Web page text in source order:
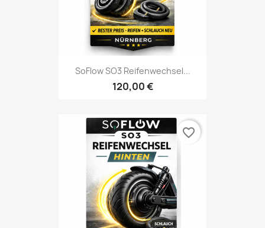
SoFlow SO3 Reifenwechsel...
120,00 €
favorite_border